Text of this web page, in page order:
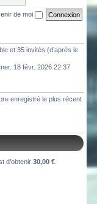
record avec une
de moi
et 35 invités (d’après le
mer. 18 févr. 2026 22:37
enregistré le plus récent
d’obtenir30,00 €